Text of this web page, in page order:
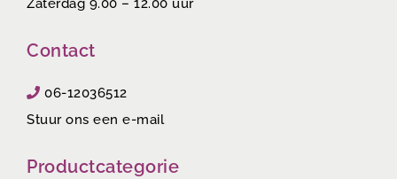
Zaterdag 9.00 – 12.00 uur
Contact
06-12036512
Stuur ons een e-mail
Productcategorie